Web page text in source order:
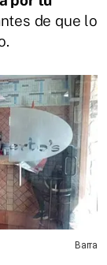
de que lo
Barra